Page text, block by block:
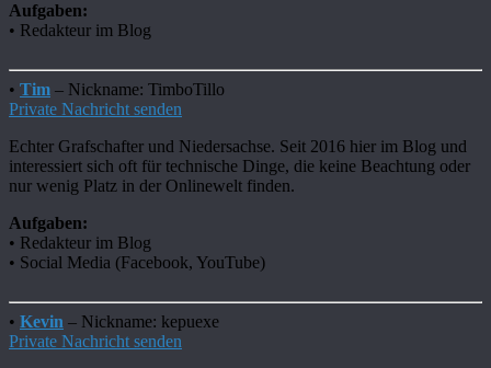
Aufgaben:
• Redakteur im Blog
• Tim – Nickname: TimboTillo
Private Nachricht senden
Echter Grafschafter und Niedersachse. Seit 2016 hier im Blog und
interessiert sich oft für technische Dinge, die keine Beachtung oder
nur wenig Platz in der Onlinewelt finden.
Aufgaben:
• Redakteur im Blog
• Social Media (Facebook, YouTube)
• Kevin – Nickname: kepuexe
Private Nachricht senden